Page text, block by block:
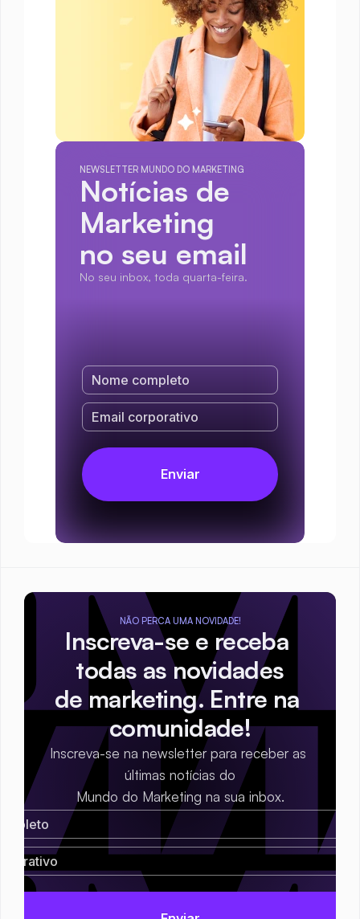
NEWSLETTER MUNDO DO MARKETING
Notícias de
Marketing
no seu email
No seu inbox, toda quarta-feira.
NÃO PERCA UMA NOVIDADE!
Inscreva-se e receba
todas as novidades
de marketing. Entre na
comunidade!
Inscreva-se na newsletter para receber as
últimas notícias do
Mundo do Marketing na sua inbox.